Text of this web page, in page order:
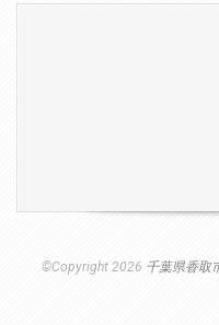
©Copyright 2026 千葉県香取